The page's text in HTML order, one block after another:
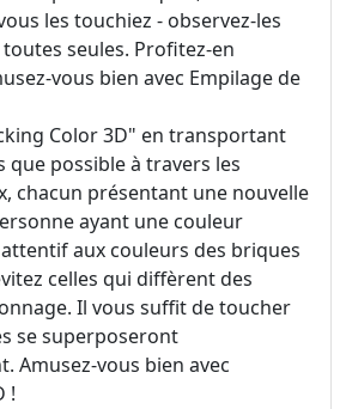
les touchiez - observez-les
seules. Profitez-en
vous bien avec Empilage de
Color 3D" en transportant
possible à travers les
chacun présentant une nouvelle
ayant une couleur
aux couleurs des briques
celles qui diffèrent des
Il vous suffit de toucher
se superposeront
Amusez-vous bien avec
!